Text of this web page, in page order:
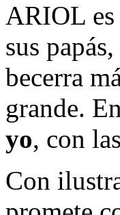
ARIOL es
sus
becerra
grande.
yo, con
Con